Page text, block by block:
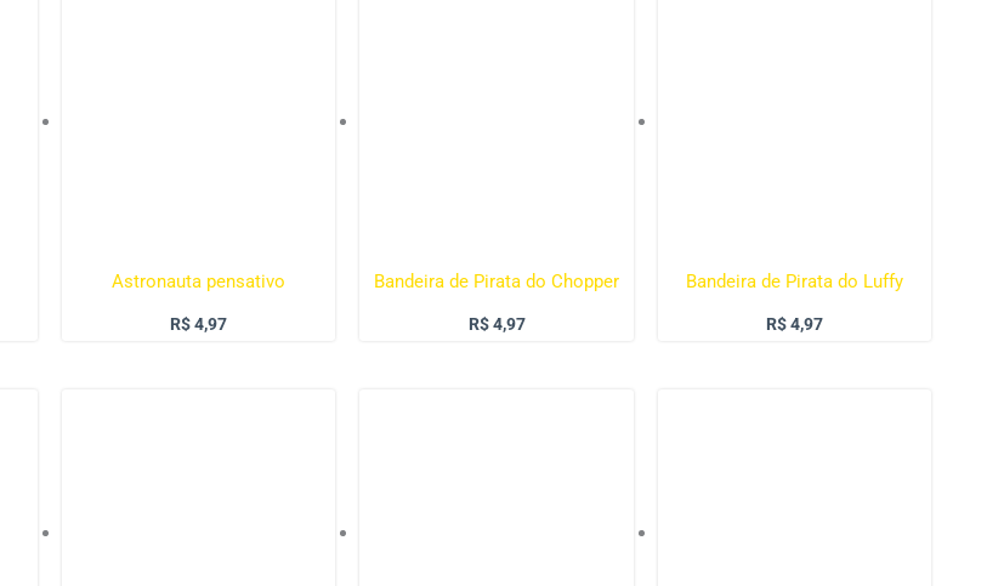
Astronauta pensativo
R$4,97
Bandeira de Pirata do Chopper
R$4,97
Bandeira de Pirata do Luffy
R$4,97